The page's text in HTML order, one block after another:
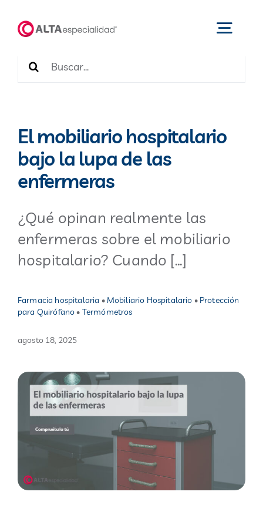
Nosotros
Catálogos
Áreas de negocio
Blog
Categorias
Buscar:
El mobiliario hospitalario
bajo la lupa de las
enfermeras
¿Qué opinan realmente las
enfermeras sobre el mobiliario
hospitalario? Cuando […]
Farmacia hospitalaria • Mobiliario Hospitalario • Protección
para Quirófano• Termómetros
agosto 18, 2025